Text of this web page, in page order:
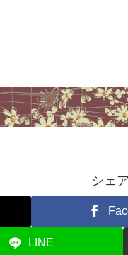
シェ
LINE